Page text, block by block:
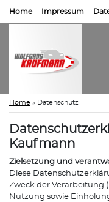
Home Impressum
Home » Datenschutz
Kaufmann
Zielsetzung und
Diese
Zweck der Verarbeitung
Nutzung sowie